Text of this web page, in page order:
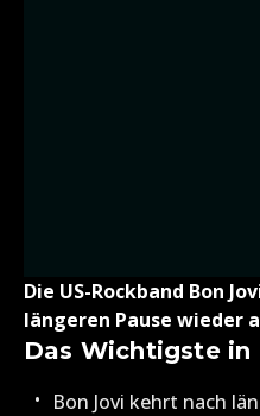
Die US-Rockband Bon
längeren Pause wieder
Das Wichtigste in
Bon Jovi kehrt nach